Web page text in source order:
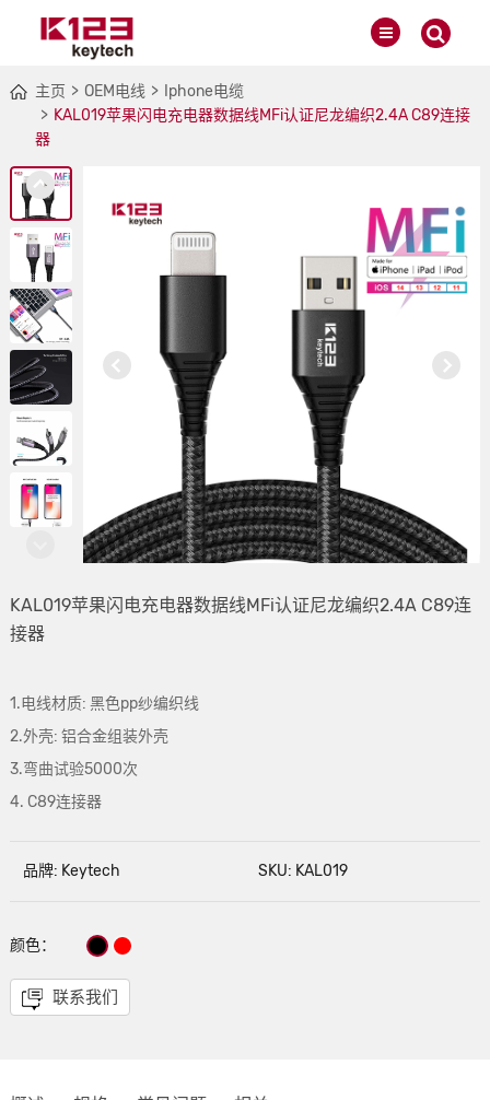
主页 OEM电线
Iphone电缆
KAL019苹果闪电充电器数据线MFi认证尼龙编织2.4A C89连接
器
KAL019苹果闪电充电器数据线MFi认证尼龙编织2.4A C89连
接器
1.电线材质: 黑色pp纱编织线
2.外壳: 铝合金组装外壳
3.弯曲试验5000次
4. C89连接器
品牌: Keytech SKU: KAL019
颜色：
联系我们